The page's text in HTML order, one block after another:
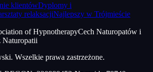
klientówDyplomy i
relaksacjiNajlepszy w Trójmieście
of HypnotherapyCech Naturopatów i
Naturopatii
Wszelkie prawa zastrzeżone.